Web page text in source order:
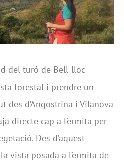
del turó de Bell-lloc
forestal i prendre un
des d’Angostrina i Vilanova
directe cap a l’ermita per
Des d’aquest
vista posada a l’ermita de